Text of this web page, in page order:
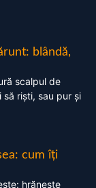
blândă,
scalpul de
riști, sau pur și
cum îți
hrănește